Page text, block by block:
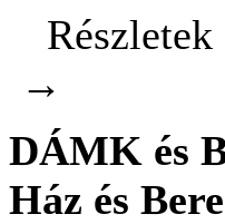
Részletek
→
DÁMK és
Ház és